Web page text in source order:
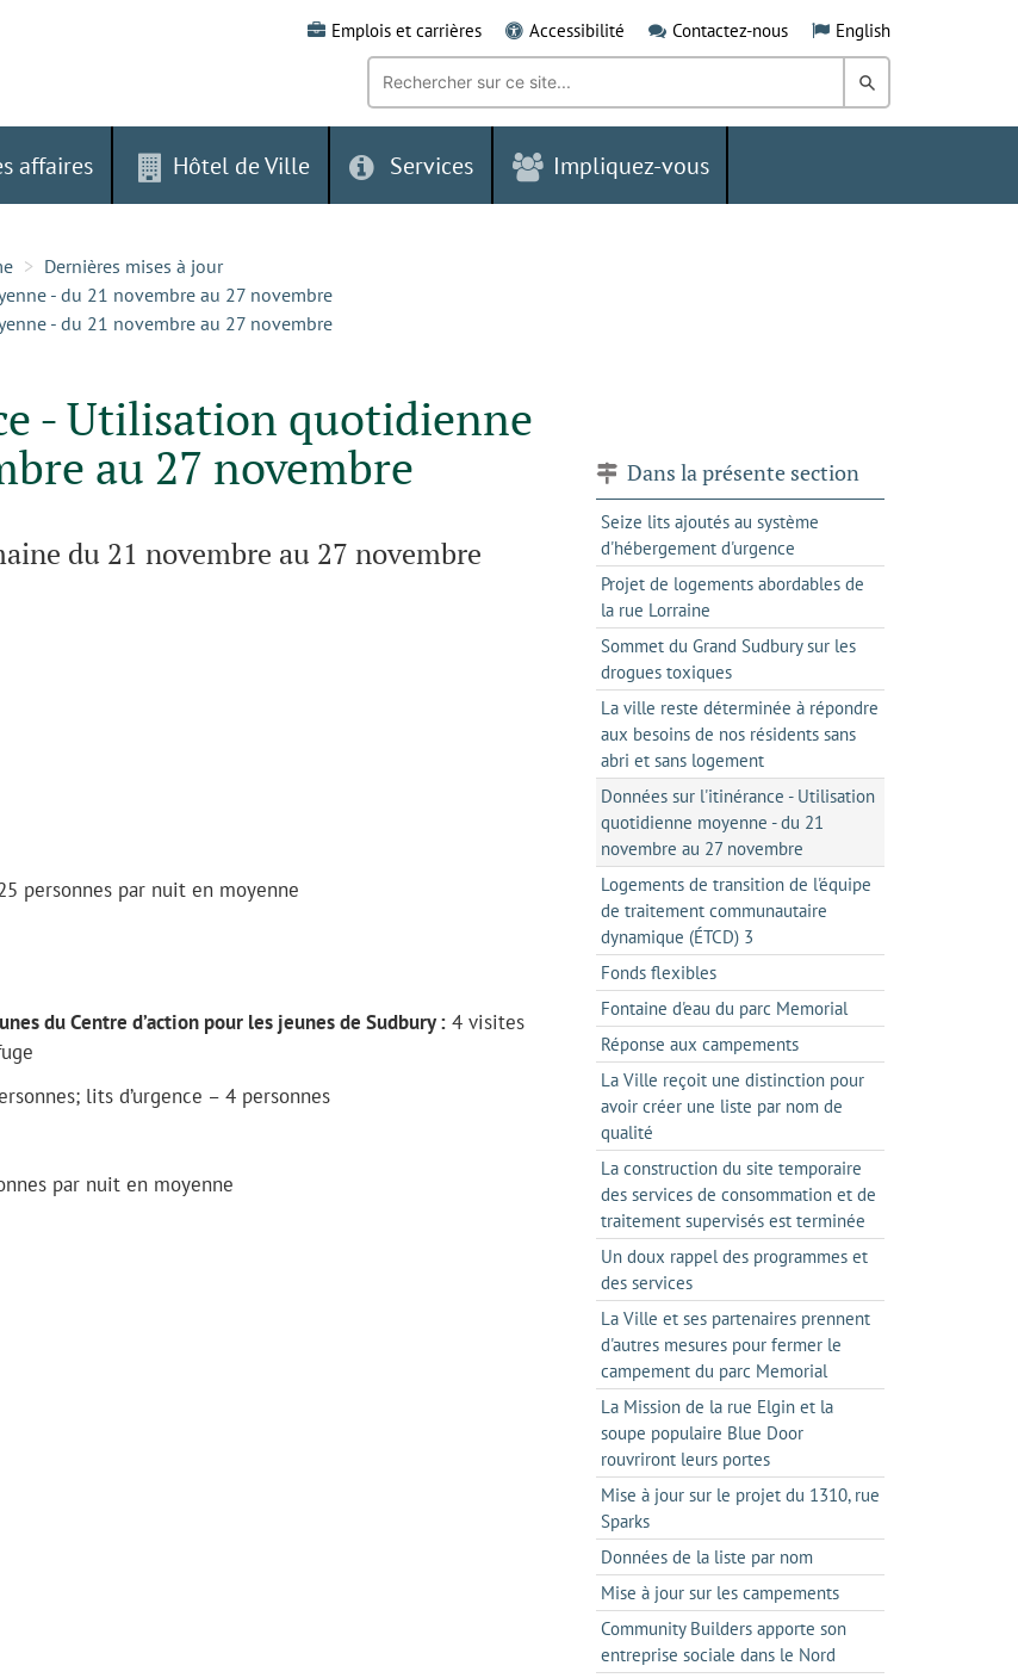
Emplois et carrières Accessibilité Contactez-nous English
Recherche
mot-
clé:
Rechercher
dans
Grand
affaires Hôtel de Ville Services Impliquez-vous
Dernières mises à jour
- du 21 novembre au 27 novembre
- du 21 novembre au 27 novembre
- Utilisation quotidienne
au 27 novembre
du 21 novembre au 27 novembre
personnes par nuit en moyenne
du Centre d’action pour les jeunes de Sudbury : 4 visites
lits d’urgence – 4 personnes
par nuit en moyenne
Dans la présente section
Seize lits ajoutés au système
d'hébergement d'urgence
Projet de logements abordables de
la rue Lorraine
Sommet du Grand Sudbury sur les
drogues toxiques
La ville reste déterminée à répondre
aux besoins de nos résidents sans
abri et sans logement
Données sur l'itinérance - Utilisation
quotidienne moyenne - du 21
novembre au 27 novembre
Logements de transition de l'équipe
de traitement communautaire
dynamique (ÉTCD) 3
Fonds flexibles
Fontaine d'eau du parc Memorial
Réponse aux campements
La Ville reçoit une distinction pour
avoir créer une liste par nom de
qualité
La construction du site temporaire
des services de consommation et de
traitement supervisés est terminée
Un doux rappel des programmes et
des services
La Ville et ses partenaires prennent
d'autres mesures pour fermer le
campement du parc Memorial
La Mission de la rue Elgin et la
soupe populaire Blue Door
rouvriront leurs portes
Mise à jour sur le projet du 1310, rue
Sparks
Données de la liste par nom
Mise à jour sur les campements
Community Builders apporte son
entreprise sociale dans le Nord